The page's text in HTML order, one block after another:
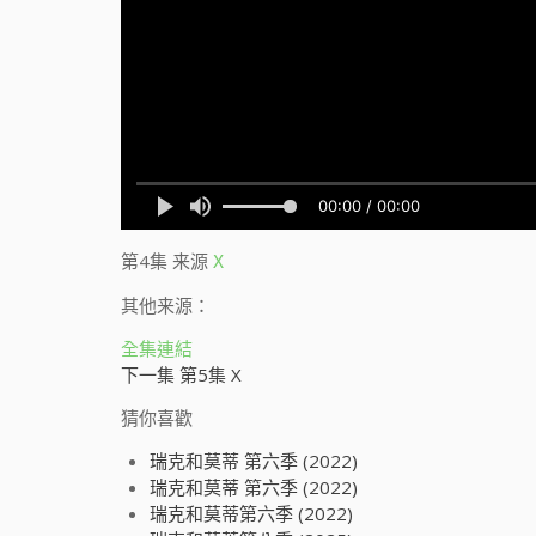
第4集 来源 X
其他来源：
全集連結
下一集 第5集 X
猜你喜歡
瑞克和莫蒂 第六季 (2022)
瑞克和莫蒂 第六季 (2022)
瑞克和莫蒂第六季 (2022)